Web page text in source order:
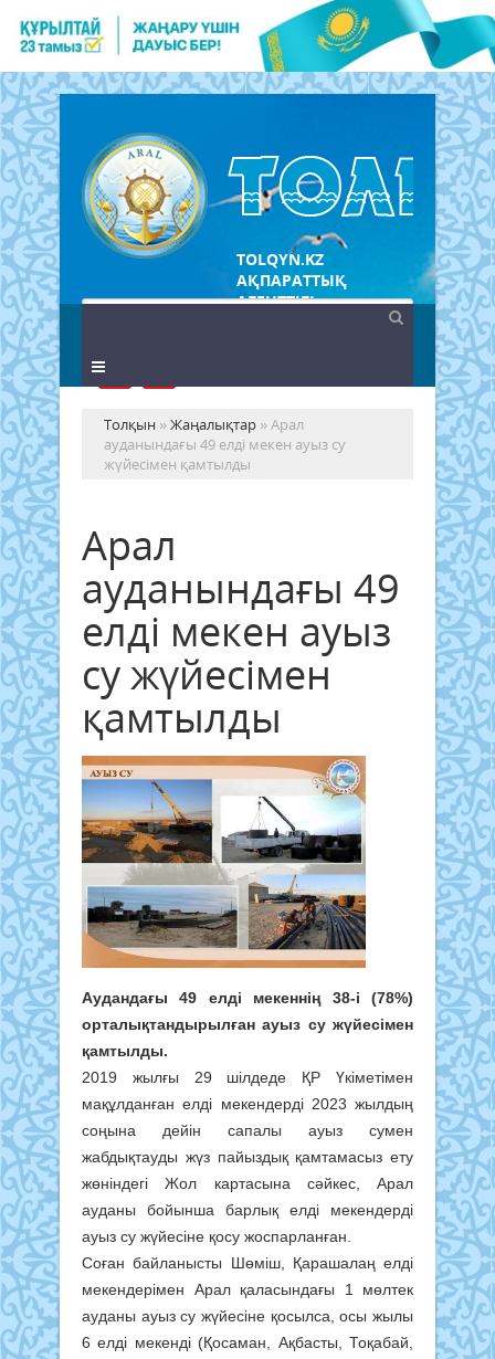
TOLQYN.KZ
АҚПАРАТТЫҚ
АГЕНТТІГІ
Толқын »Жаңалықтар » Арал
ауданындағы 49 елді мекен ауыз су
жүйесімен қамтылды
Арал
ауданындағы 49
елді мекен ауыз
су жүйесімен
қамтылды
Аудандағы 49 елді мекеннің 38-і (78%)
орталықтандырылған ауыз су жүйесімен
қамтылды.
2019 жылғы 29 шілдеде ҚР Үкіметімен
мақұлданған елді мекендерді 2023 жылдың
соңына дейін сапалы ауыз сумен
жабдықтауды жүз пайыздық қамтамасыз ету
жөніндегі Жол картасына сәйкес, Арал
ауданы бойынша барлық елді мекендерді
ауыз су жүйесіне қосу жоспарланған.
Соған байланысты Шөміш, Қарашалаң елді
мекендерімен Арал қаласындағы 1 мөлтек
ауданы ауыз су жүйесіне қосылса, осы жылы
6 елді мекенді (Қосаман, Ақбасты, Тоқабай,